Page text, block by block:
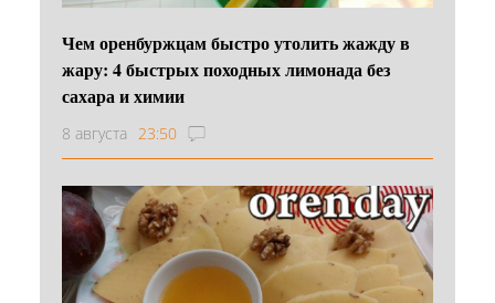
Чем оренбуржцам быстро утолить жажду в
жару: 4 быстрых походных лимонада без
сахара и химии
8 августа 23:50